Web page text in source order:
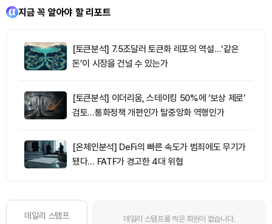
지금 꼭 알아야 할 리포트
[토큰분석] 7.5조달러 토큰화 레포의 역설…‘같은
돈’이 시장을 건널 수 있는가
[토큰분석] 이더리움, 스테이킹 50%에 ‘보상 제로’
검토…통화정책 개편인가 탈중앙화 역행인가
[온체인분석] DeFi의 빠른 속도가 범죄에도 무기가
됐다… FATF가 경고한 4대 위협
데일리 스탬프
데일리 스탬프를 찍은 회원이 없습니다.